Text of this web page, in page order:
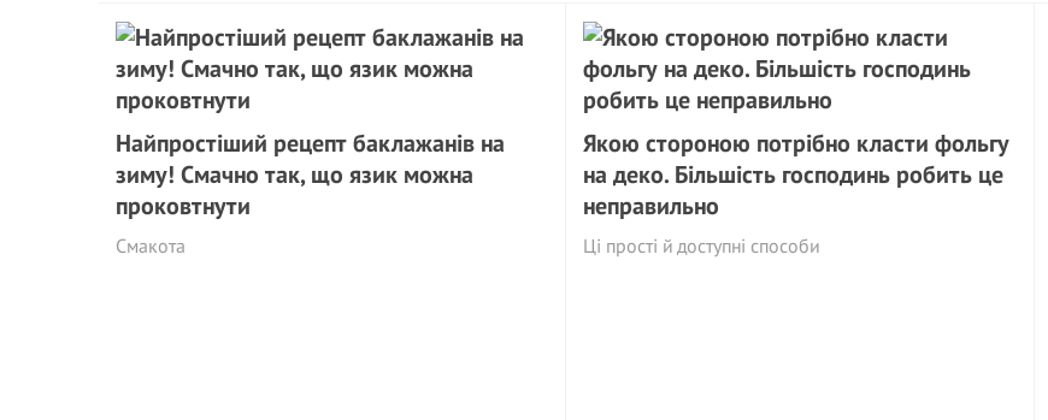
Найпростіший рецепт баклажанів на
зиму! Смачно так, що язик можна
проковтнути
Смакота
Якою стороною потрібно класти фольгу
на деко. Більшість господинь робить це
неправильно
Ці прості й доступні способи